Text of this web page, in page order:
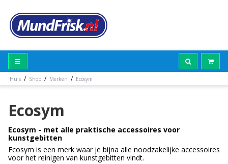
Huis / Shop / Merken / Ecosym
Ecosym
Ecosym - met alle praktische accessoires voor
kunstgebitten
Ecosym is een merk waar je bijna alle noodzakelijke accessoires
voor het reinigen van kunstgebitten vindt.